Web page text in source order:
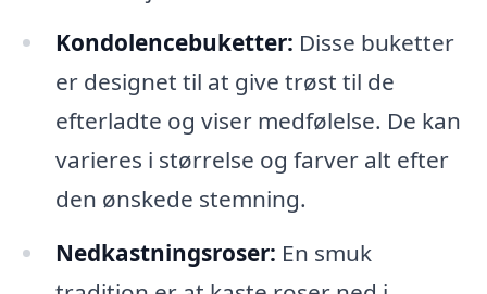
Kondolencebuketter: Disse buketter
er designet til at give trøst til de
efterladte og viser medfølelse. De kan
varieres i størrelse og farver alt efter
den ønskede stemning.
Nedkastningsroser: En smuk